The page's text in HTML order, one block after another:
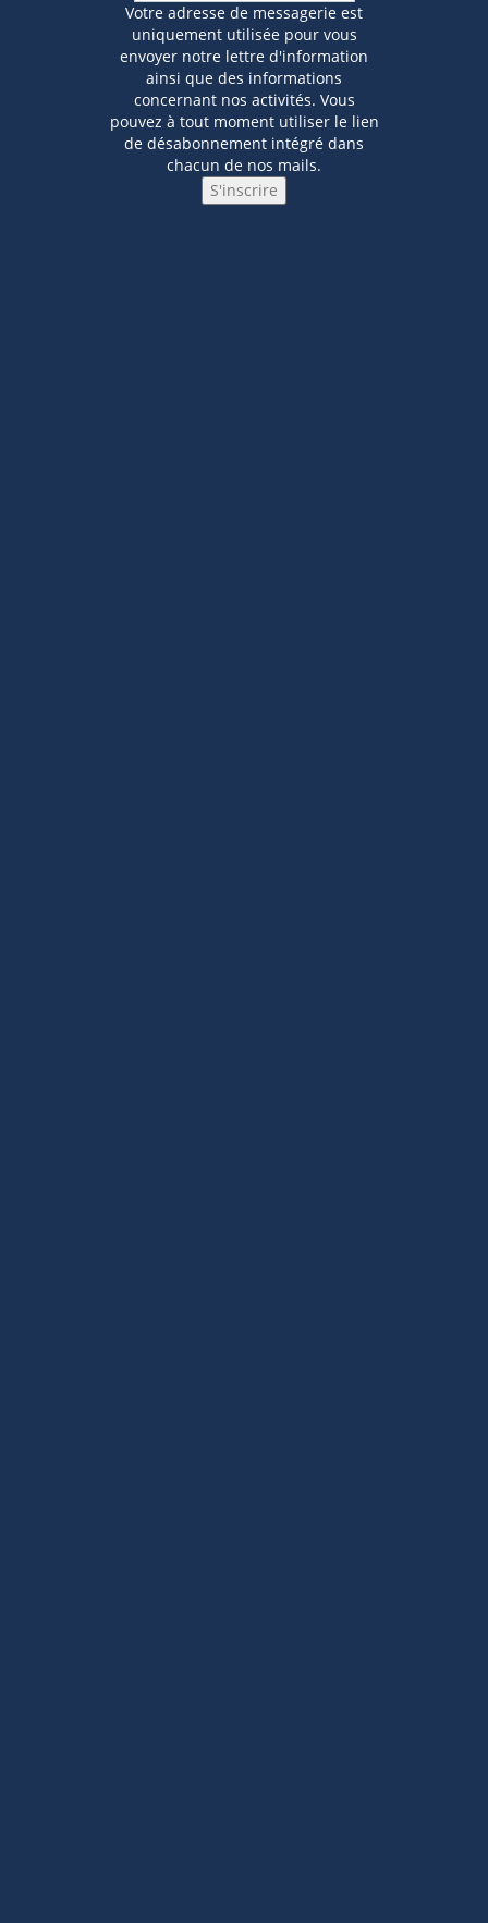
Votre adresse de messagerie est
uniquement utilisée pour vous
envoyer notre lettre d'information
ainsi que des informations
concernant nos activités. Vous
pouvez à tout moment utiliser le lien
de désabonnement intégré dans
chacun de nos mails.